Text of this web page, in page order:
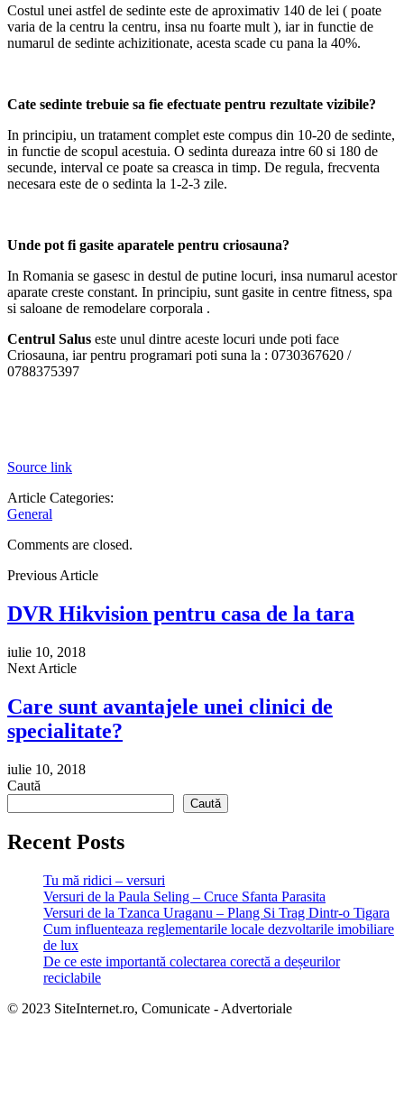
Costul unei astfel de sedinte este de aproximativ 140 de lei ( poate
varia de la centru la centru, insa nu foarte mult ), iar in functie de
numarul de sedinte achizitionate, acesta scade cu pana la 40%.
Cate sedinte trebuie sa fie efectuate pentru rezultate vizibile?
In principiu, un tratament complet este compus din 10-20 de sedinte,
in functie de scopul acestuia. O sedinta dureaza intre 60 si 180 de
secunde, interval ce poate sa creasca in timp. De regula, frecventa
necesara este de o sedinta la 1-2-3 zile.
Unde pot fi gasite aparatele pentru criosauna?
In Romania se gasesc in destul de putine locuri, insa numarul acestor
aparate creste constant. In principiu, sunt gasite in centre fitness, spa
si saloane de remodelare corporala .
Centrul Salus este unul dintre aceste locuri unde poti face
Criosauna, iar pentru programari poti suna la : 0730367620 /
0788375397
Source link
Article Categories:
General
Comments are closed.
Previous Article
DVR Hikvision pentru casa de la tara
iulie 10, 2018
Next Article
Care sunt avantajele unei clinici de
specialitate?
iulie 10, 2018
Caută
Caută
Recent Posts
Tu mă ridici – versuri
Versuri de la Paula Seling – Cruce Sfanta Parasita
Versuri de la Tzanca Uraganu – Plang Si Trag Dintr-o Tigara
Cum influenteaza reglementarile locale dezvoltarile imobiliare
de lux
De ce este importantă colectarea corectă a deșeurilor
reciclabile
© 2023 SiteInternet.ro, Comunicate - Advertoriale